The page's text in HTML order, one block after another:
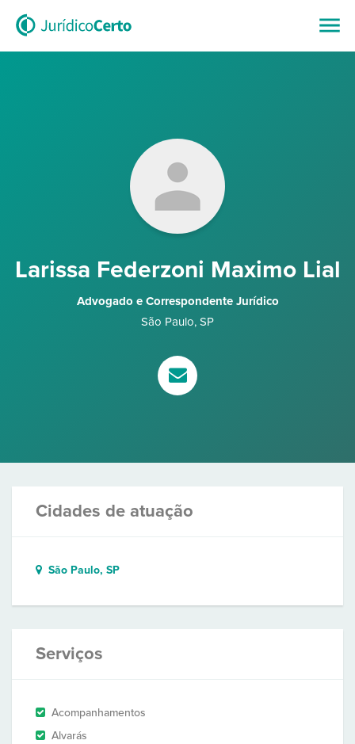
Larissa Federzoni Maximo Lial
Advogado e Correspondente Jurídico
São Paulo, SP
Cidades de atuação
São Paulo, SP
Serviços
Acompanhamentos
Alvarás